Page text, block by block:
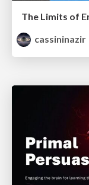
The Limits of
cassininazir